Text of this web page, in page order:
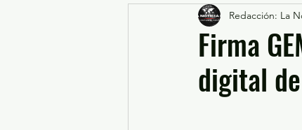
Nacional
Educación y Cultura
Firma
digital
Redacción: La